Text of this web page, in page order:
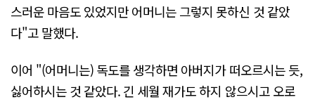
스러운 마음도 있었지만 어머니는 그렇지 못하신 것 같았
다"고 말했다.
이어 "(어머니는) 독도를 생각하면 아버지가 떠오르시는 듯,
싫어하시는 것 같았다. 긴 세월 재가도 하지 않으시고 오로